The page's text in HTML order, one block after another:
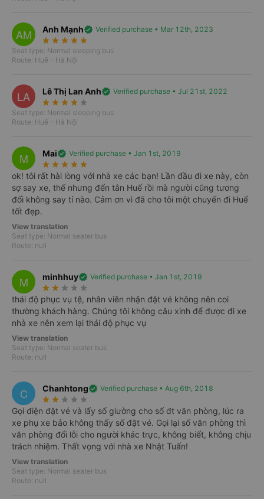
Where to?
Date
Mon, Aug 10, 2026
Roundtrip
AllFrom Hà Nội From Thừa Thiên HuếFrom Quảng
10/08
Mon
11/08
Tue Wed Thu Fri
Hà Nội Hà Tĩnh
Best-price trips available every day on Vexere
Hà Nội
Best-price trips available every day on Vexere
Select trips
Hà Nội Quảng Trị
Best-price trips available every day on Vexere
AM Anh Mạnhverified Verified purchase • Mar 12th, 2023
star_rate star_rate star_rate star_rate star_rate
Seat type: Normal sleeping bus
Route: Huế - Hà Nội
LA Lê Thị Lan Anhverified Verified purchase • Jul 21st, 2022
star_rate star_rate star_rate star_rate star_rate
Seat type: Normal sleeping bus
Route: Huế - Hà Nội
M Maiverified Verified purchase • Jan 1st, 2019
star_rate star_rate star_rate star_rate star_rate
ok! tôi rất hài lòng với nhà xe các bạn! Lần đầu đi xe này, còn
sợ say xe, thế nhưng đến tân Huế rồi mà người cũng tương
đối không say tí nào. Cảm ơn vì đã cho tôi một chuyến đi Huế
tốt đẹp.
View translation
Seat type: Normal seater bus
Route: null
M minhhuyverified Verified purchase • Jan 1st, 2019
star_rate star_rate star_rate star_rate star_rate
thái độ phục vụ tệ, nhân viên nhận đặt vé không nên coi
thường khách hàng. Chúng tôi không câu xinh để được đi xe
nhà xe nên xem lại thái độ phục vụ
View translation
Seat type: Normal seater bus
Route: null
C Chanhtongverified Verified purchase • Aug 6th, 2018
star_rate star_rate star_rate star_rate star_rate
Gọi điện đặt vé và lấy số giường cho số đt văn phòng, lúc ra
xe phụ xe bảo không thấy số đặt vé. Gọi lại số văn phòng thì
văn phòng đổi lỗi cho người khác trực, không biết, không chịu
trách nhiệm. Thất vọng với nhà xe Nhật Tuấn!
View translation
Seat type: Normal seater bus
Route: null